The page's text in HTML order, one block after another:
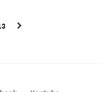
의 디지털 이펙터
널 스트립의 느낌을 디지